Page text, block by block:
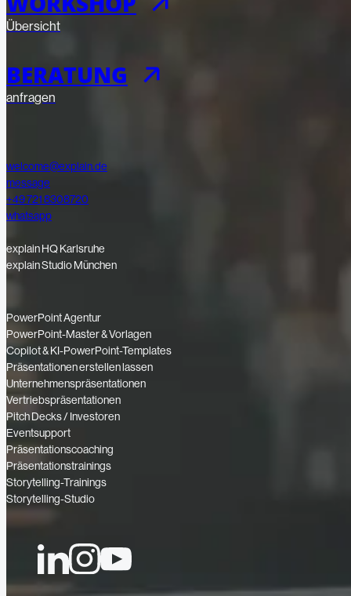
Übersicht
BERATUNG
anfragen
welcome@explain.de
message
+49 721 8308720
whatsapp
explain HQ Karlsruhe
explain Studio München
PowerPoint Agentur
PowerPoint-Master & Vorlagen
Copilot & KI-PowerPoint-Templates
Präsentationen erstellen lassen
Unternehmenspräsentationen
Vertriebspräsentationen
Pitch Decks / Investoren
Eventsupport
Präsentationscoaching
Präsentationstrainings
Storytelling-Trainings
Storytelling-Studio